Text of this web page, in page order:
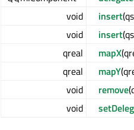
void
insert
void
insert
qreal
mapX
qreal
mapY
void
remove
void